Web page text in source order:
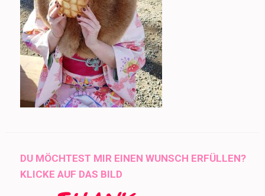
DU MÖCHTEST MIR EINEN WUNSCH ERFÜLLEN?
KLICKE AUF DAS BILD